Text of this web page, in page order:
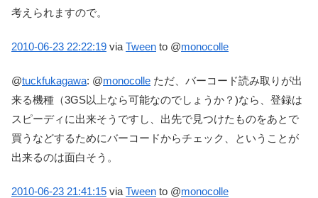
考えられますので。
2010-06-23 22:22:19 via Tween to @monocolle
@tuckfukagawa: @monocolle ただ、バーコード読み取りが出
来る機種（3GS以上なら可能なのでしょうか？)なら、登録は
スピーディに出来そうですし、出先で見つけたものをあとで
買うなどするためにバーコードからチェック、ということが
出来るのは面白そう。
2010-06-23 21:41:15 via Tween to @monocolle